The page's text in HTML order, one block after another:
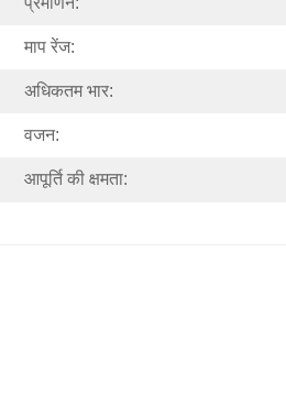
माप रेंज:
अधिकतम भार:
वजन:
आपूर्ति की क्षमता: